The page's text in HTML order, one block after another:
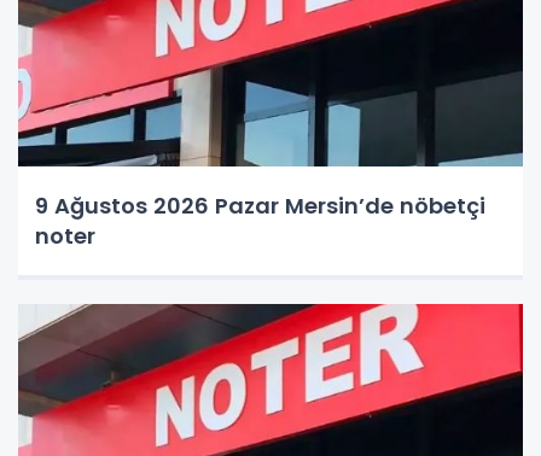
9 Ağustos 2026 Pazar Mersin’de nöbetçi
noter